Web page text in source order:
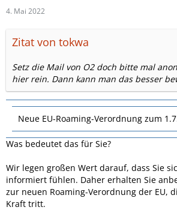
4. Mai 2022
Zitat von tokwa
Setz die Mail von O2 doch bitte mal
hier rein. Dann kann man das besser
Neue EU-Roaming-Verordnung zum
Was bedeutet das für Sie?
Wir legen großen Wert darauf, dass Sie
informiert fühlen. Daher erhalten Sie
zur neuen Roaming-Verordnung der EU,
Kraft tritt.